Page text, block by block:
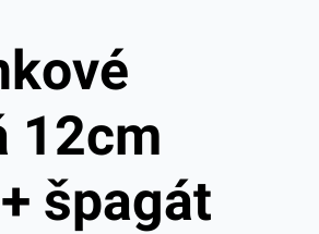
12cm
špagát